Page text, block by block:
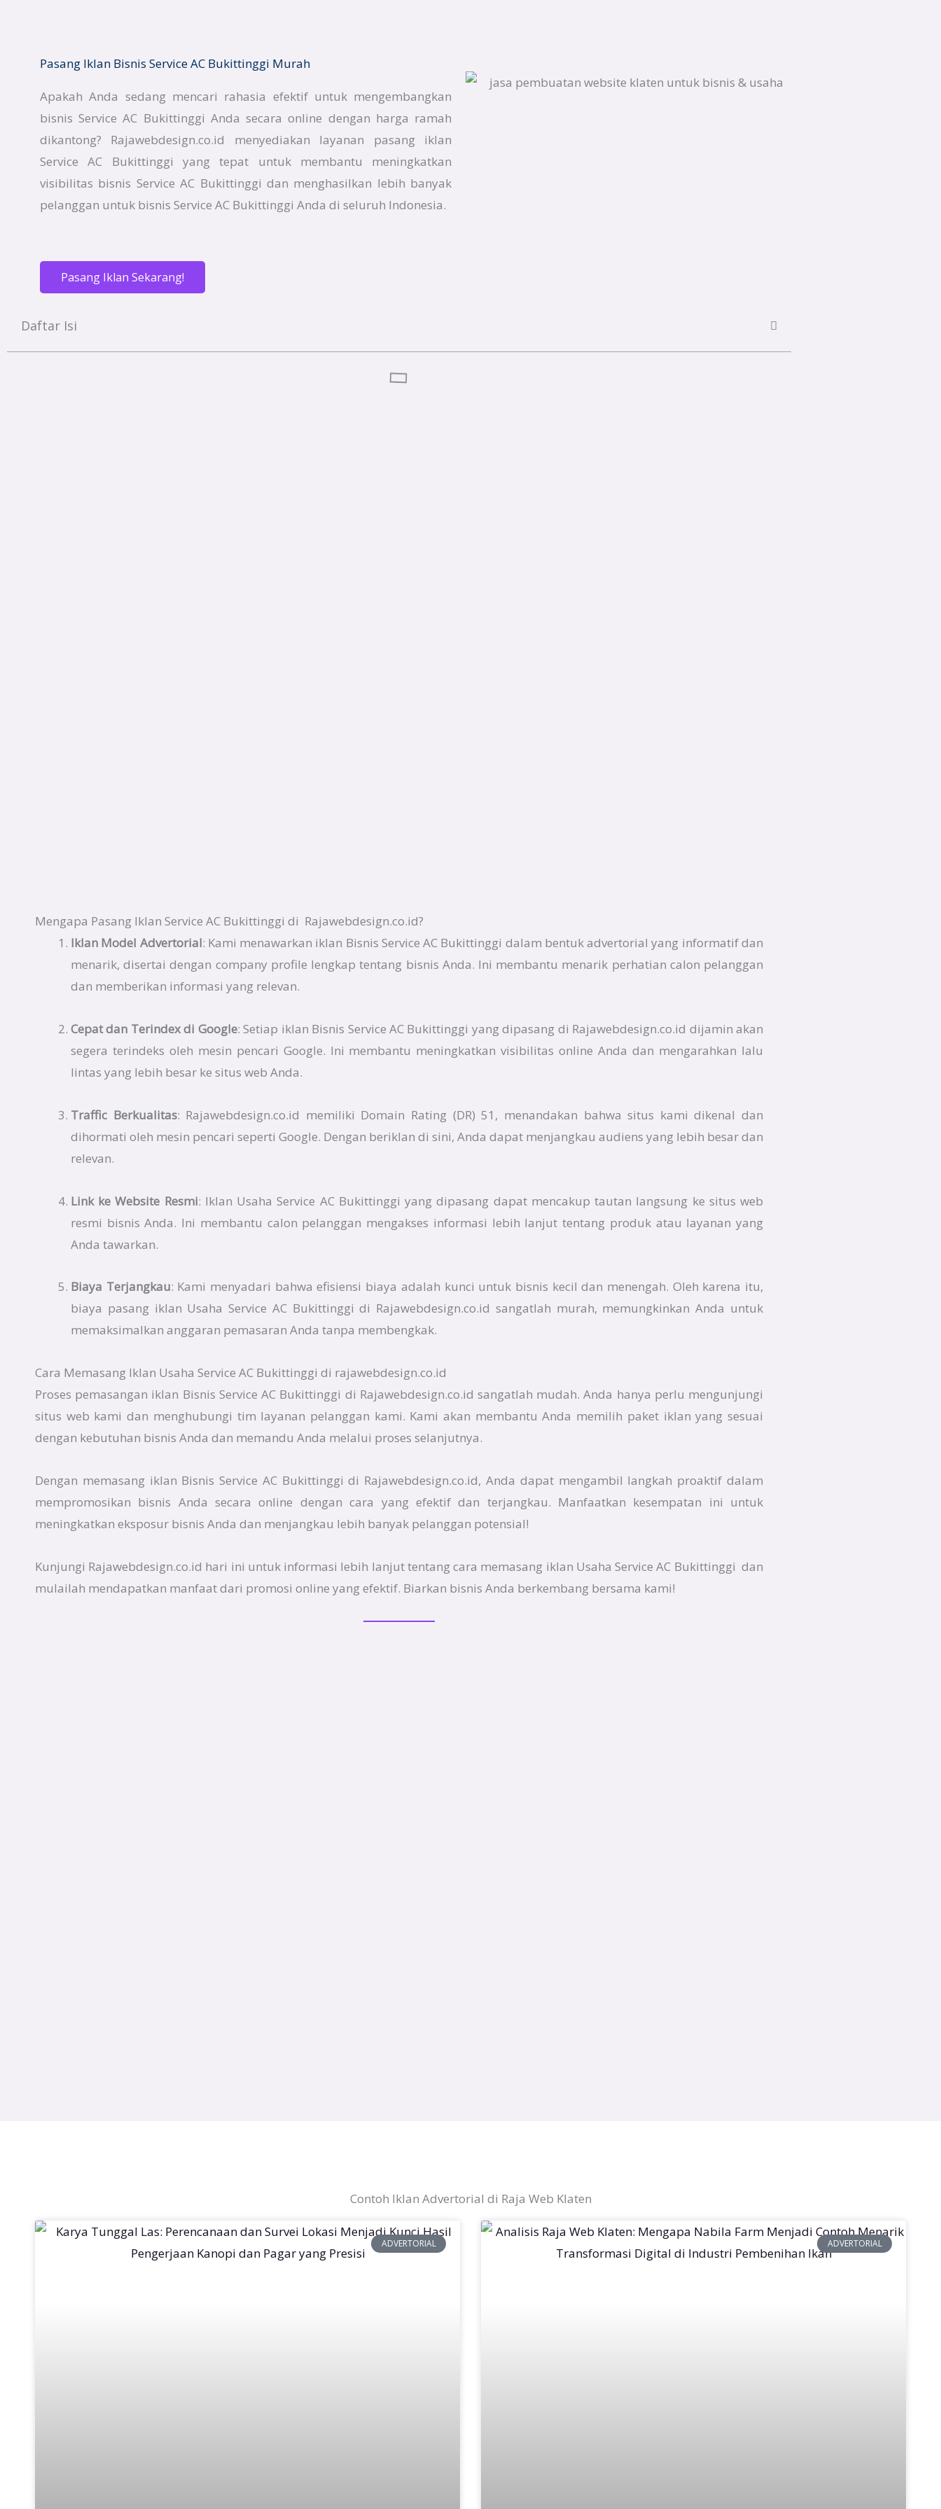
Pasang Iklan Bisnis Service AC Bukittinggi Murah
Apakah Anda sedang mencari rahasia efektif untuk mengembangkan
bisnis Service AC Bukittinggi Anda secara online dengan harga ramah
dikantong? Rajawebdesign.co.id menyediakan layanan pasang iklan
Service AC Bukittinggi yang tepat untuk membantu meningkatkan
visibilitas bisnis Service AC Bukittinggi dan menghasilkan lebih banyak
pelanggan untuk bisnis Service AC Bukittinggi Anda di seluruh Indonesia.
Pasang Iklan Sekarang!
Daftar Isi
Mengapa Pasang Iklan Service AC Bukittinggi di Rajawebdesign.co.id?
Iklan Model Advertorial: Kami menawarkan iklan Bisnis Service AC Bukittinggi dalam bentuk advertorial yang informatif dan
menarik, disertai dengan company profile lengkap tentang bisnis Anda. Ini membantu menarik perhatian calon pelanggan
dan memberikan informasi yang relevan.
Cepat dan Terindex di Google: Setiap iklan Bisnis Service AC Bukittinggi yang dipasang di Rajawebdesign.co.id dijamin akan
segera terindeks oleh mesin pencari Google. Ini membantu meningkatkan visibilitas online Anda dan mengarahkan lalu
lintas yang lebih besar ke situs web Anda.
Traffic Berkualitas: Rajawebdesign.co.id memiliki Domain Rating (DR) 51, menandakan bahwa situs kami dikenal dan
dihormati oleh mesin pencari seperti Google. Dengan beriklan di sini, Anda dapat menjangkau audiens yang lebih besar dan
relevan.
Link ke Website Resmi: Iklan Usaha Service AC Bukittinggi yang dipasang dapat mencakup tautan langsung ke situs web
resmi bisnis Anda. Ini membantu calon pelanggan mengakses informasi lebih lanjut tentang produk atau layanan yang
Anda tawarkan.
Biaya Terjangkau: Kami menyadari bahwa efisiensi biaya adalah kunci untuk bisnis kecil dan menengah. Oleh karena itu,
biaya pasang iklan Usaha Service AC Bukittinggi di Rajawebdesign.co.id sangatlah murah, memungkinkan Anda untuk
memaksimalkan anggaran pemasaran Anda tanpa membengkak.
Cara Memasang Iklan Usaha Service AC Bukittinggi di rajawebdesign.co.id
Proses pemasangan iklan Bisnis Service AC Bukittinggi di Rajawebdesign.co.id sangatlah mudah. Anda hanya perlu mengunjungi
situs web kami dan menghubungi tim layanan pelanggan kami. Kami akan membantu Anda memilih paket iklan yang sesuai
dengan kebutuhan bisnis Anda dan memandu Anda melalui proses selanjutnya.
Dengan memasang iklan Bisnis Service AC Bukittinggi di Rajawebdesign.co.id, Anda dapat mengambil langkah proaktif dalam
mempromosikan bisnis Anda secara online dengan cara yang efektif dan terjangkau. Manfaatkan kesempatan ini untuk
meningkatkan eksposur bisnis Anda dan menjangkau lebih banyak pelanggan potensial!
Kunjungi Rajawebdesign.co.id hari ini untuk informasi lebih lanjut tentang cara memasang iklan Usaha Service AC Bukittinggi dan
mulailah mendapatkan manfaat dari promosi online yang efektif. Biarkan bisnis Anda berkembang bersama kami!
Contoh Iklan Advertorial di Raja Web Klaten
ADVERTORIAL ADVERTORIAL